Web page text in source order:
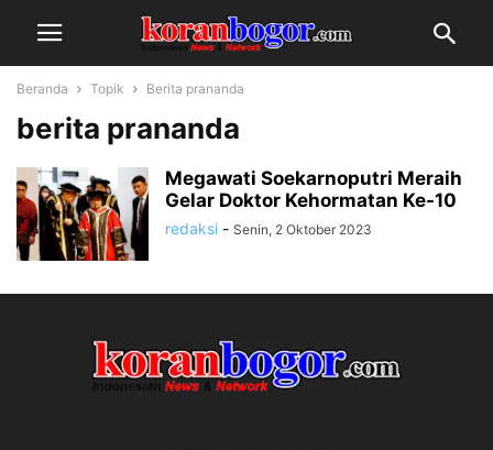
Beranda Topik Berita prananda
berita prananda
Megawati Soekarnoputri Meraih
Gelar Doktor Kehormatan Ke-10
redaksi - Senin, 2 Oktober 2023